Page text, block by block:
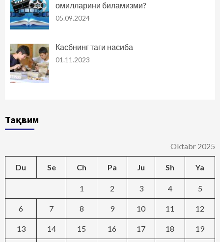
омилларини биламизми?
05.09.2024
Касбнинг таги насиба
01.11.2023
Тақвим
Oktabr 2025
Du Se Ch Pa Ju Sh Ya
1 2 3 4 5
6 7 8 9 10 11 12
13 14 15 16 17 18 19